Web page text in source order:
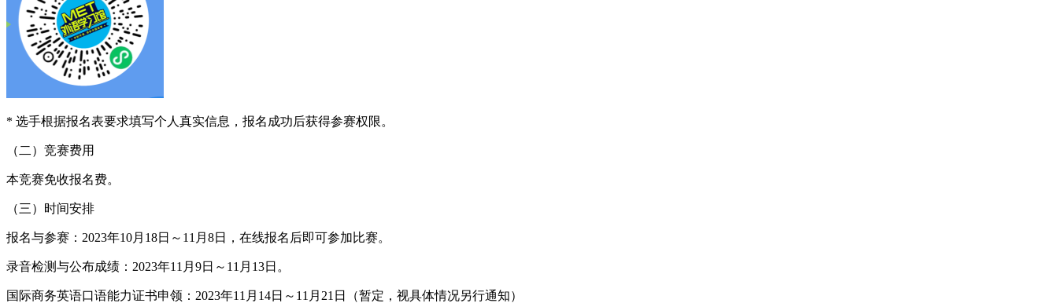
* 选手根据报名表要求填写个人真实信息，报名成功后获得参赛权限。
（二）竞赛费用
本竞赛免收报名费。
（三）时间安排
报名与参赛：2023年10月18日～11月8日，在线报名后即可参加比赛。
录音检测与公布成绩：2023年11月9日～11月13日。
国际商务英语口语能力证书申领：2023年11月14日～11月21日（暂定，视具体情况另行通知）